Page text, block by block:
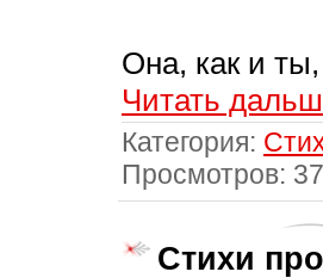
Она, как и
Читать
Категория:
Просмотров:
Стихи